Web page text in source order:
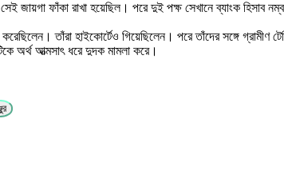
জায়গা ফাঁকা রাখা হয়েছিল। পরে দুই পক্ষ সেখানে ব্যাংক হিসাব
করেছিলেন। তাঁরা হাইকোর্টেও গিয়েছিলেন। পরে তাঁদের সঙ্গে
অর্থ আত্মসাৎ ধরে দুদক মামলা করে।